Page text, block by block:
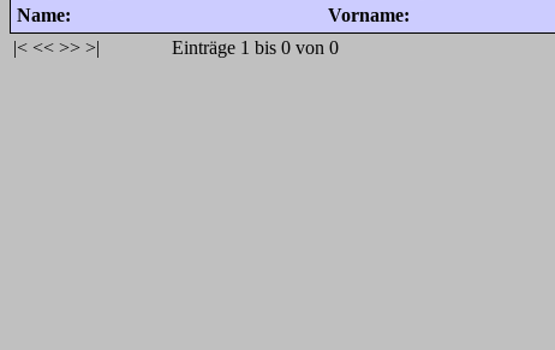
Name:
Vorname:
|< << >> >| Einträge 1 bis 0 von 0